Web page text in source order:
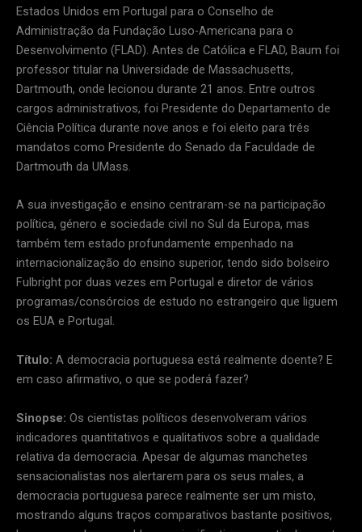
Estados Unidos em Portugal para o Conselho de
Administração da Fundação Luso-Americana para o
Desenvolvimento (FLAD). Antes de Católica e FLAD, Baum foi
professor titular na Universidade de Massachusetts,
Dartmouth, onde lecionou durante 21 anos. Entre outros
cargos administrativos, foi Presidente do Departamento de
Ciência Política durante nove anos e foi eleito para três
mandatos como Presidente do Senado da Faculdade de
Dartmouth da UMass.
A sua investigação e ensino centraram-se na participação
política, género e sociedade civil no Sul da Europa, mas
também tem estado profundamente empenhado na
internacionalização do ensino superior, tendo sido bolseiro
Fulbright por duas vezes em Portugal e diretor de vários
programas/consórcios de estudo no estrangeiro que liguem
os EUA e Portugal.
Título: A democracia portuguesa está realmente doente? E
em caso afirmativo, o que se poderá fazer?
Sinopse: Os cientistas políticos desenvolveram vários
indicadores quantitativos e qualitativos sobre a qualidade
relativa da democracia. Apesar de algumas manchetes
sensacionalistas nos alertarem para os seus males, a
democracia portuguesa parece realmente ser um misto,
mostrando alguns traços comparativos bastante positivos,